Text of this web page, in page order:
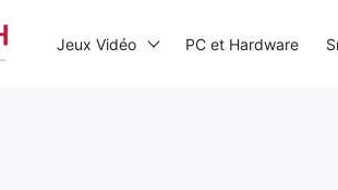
Jeux Vidéo PC et Hardware